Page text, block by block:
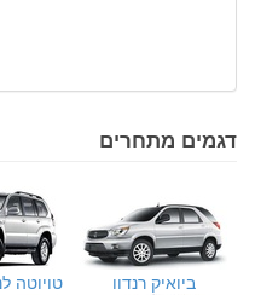
דגמים מתחרים
ביואיק רנדוו טויוטה